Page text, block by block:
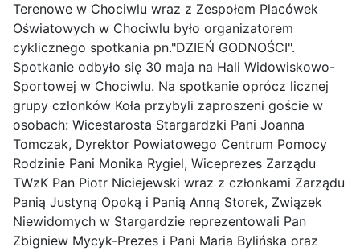
Terenowe w Chociwlu wraz z Zespołem Placówek
Oświatowych w Chociwlu było organizatorem
cyklicznego spotkania pn."DZIEŃ GODNOŚCI".
Spotkanie odbyło się 30 maja na Hali Widowiskowo-
Sportowej w Chociwlu. Na spotkanie oprócz licznej
grupy członków Koła przybyli zaproszeni goście w
osobach: Wicestarosta Stargardzki Pani Joanna
Tomczak, Dyrektor Powiatowego Centrum Pomocy
Rodzinie Pani Monika Rygiel, Wiceprezes Zarządu
TWzK Pan Piotr Niciejewski wraz z członkami Zarządu
Panią Justyną Opoką i Panią Anną Storek, Związek
Niewidomych w Stargardzie reprezentowali Pan
Zbigniew Mycyk-Prezes i Pani Maria Bylińska oraz